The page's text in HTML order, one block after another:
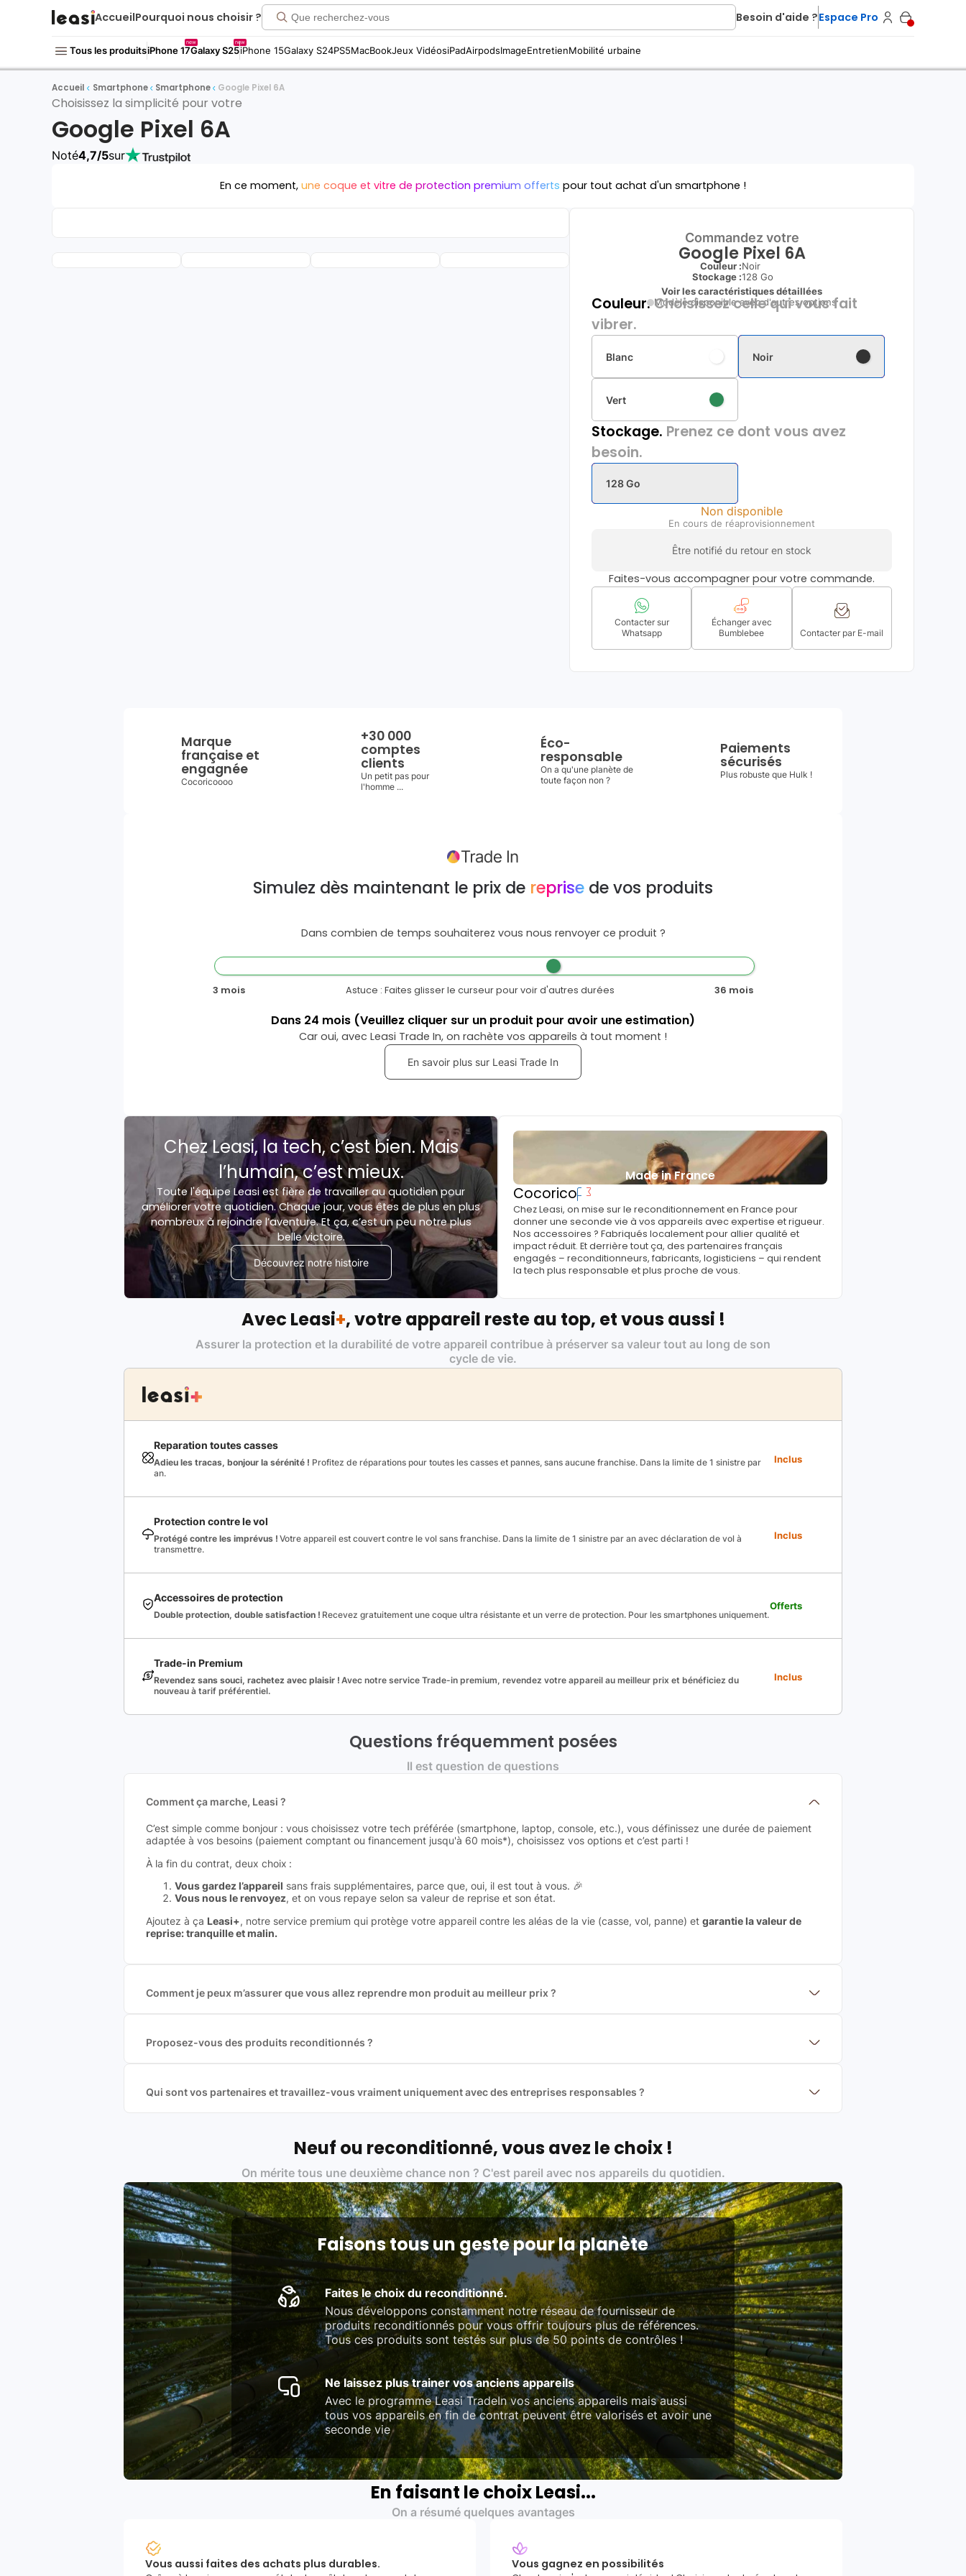
AccueilPourquoi nous choisir ? Besoin d'aide ?Espace Pro
Tous les produitsiPhone 17
new
Galaxy S25
new
iPhone 15Galaxy S24PS5MacBookJeux VidéosiPadAirpodsImageEntretienMobilité urbaine
Accueil Smartphone Smartphone Google Pixel 6A
Choisissez la simplicité pour votre
Google Pixel 6A
Noté4,7/5sur
En ce moment, une coque et vitre de protection premium offerts pour tout achat d'un smartphone !
Commandez votre
Google Pixel 6A
Couleur :Noir
Stockage :128 Go
Voir les caractéristiques détaillées
Modèle disponible avec d'autres options
Couleur.Choisissez celle qui vous fait
vibrer.
Blanc Noir
Vert
Stockage. Prenez ce dont vous avez
besoin.
128 Go
Non disponible
En cours de réaprovisionnement
Être notifié du retour en stock
Faites-vous accompagner pour votre commande.
Contacter sur
Whatsapp
Échanger avec
Bumblebee
Contacter par E-mail
Marque
française et
engagnée
Cocoricoooo
+30 000
comptes
clients
Un petit pas pour
l'homme ...
Éco-
responsable
On a qu'une planète de
toute façon non ?
Paiements
sécurisés
Plus robuste que Hulk !
Simulez dès maintenant le prix de reprise de vos produits
Dans combien de temps souhaiterez vous nous renvoyer ce produit ?
3 mois Astuce : Faites glisser le curseur pour voir d'autres durées 36 mois
Dans 24 mois (Veuillez cliquer sur un produit pour avoir une estimation)
Car oui, avec Leasi Trade In, on rachète vos appareils à tout moment !
En savoir plus sur Leasi Trade In
Chez Leasi, la tech, c’est bien. Mais
l’humain, c’est mieux.
Toute l'équipe Leasi est fière de travailler au quotidien pour
améliorer votre quotidien. Chaque jour, vous êtes de plus en plus
nombreux à rejoindre l’aventure. Et ça, c’est un peu notre plus
belle victoire.
Découvrez notre histoire
Made in France
Cocorico
Chez Leasi, on mise sur le reconditionnement en France pour
donner une seconde vie à vos appareils avec expertise et rigueur.
Nos accessoires ? Fabriqués localement pour allier qualité et
impact réduit. Et derrière tout ça, des partenaires français
engagés – reconditionneurs, fabricants, logisticiens – qui rendent
la tech plus responsable et plus proche de vous.
Avec Leasi+, votre appareil reste au top, et vous aussi !
Assurer la protection et la durabilité de votre appareil contribue à préserver sa valeur tout au long de son
cycle de vie.
Reparation toutes casses
Adieu les tracas, bonjour la sérénité ! Profitez de réparations pour toutes les casses et pannes, sans aucune franchise. Dans la limite de 1 sinistre par
an.
Inclus
Protection contre le vol
Protégé contre les imprévus ! Votre appareil est couvert contre le vol sans franchise. Dans la limite de 1 sinistre par an avec déclaration de vol à
transmettre.
Inclus
Accessoires de protection
Double protection, double satisfaction ! Recevez gratuitement une coque ultra résistante et un verre de protection. Pour les smartphones uniquement.
Offerts
Trade-in Premium
Revendez sans souci, rachetez avec plaisir ! Avec notre service Trade-in premium, revendez votre appareil au meilleur prix et bénéficiez du
nouveau à tarif préférentiel.
Inclus
Questions fréquemment posées
Il est question de questions
Comment ça marche, Leasi ?
C’est simple comme bonjour : vous choisissez votre tech préférée (smartphone, laptop, console, etc.), vous définissez une durée de paiement
adaptée à vos besoins (paiement comptant ou financement jusqu'à 60 mois*), choisissez vos options et c’est parti !
À la fin du contrat, deux choix :
Vous gardez l’appareil sans frais supplémentaires, parce que, oui, il est tout à vous. 🎉
Vous nous le renvoyez, et on vous repaye selon sa valeur de reprise et son état.
Ajoutez à ça Leasi+, notre service premium qui protège votre appareil contre les aléas de la vie (casse, vol, panne) et garantie la valeur de
reprise: tranquille et malin.
Comment je peux m’assurer que vous allez reprendre mon produit au meilleur prix ?
Proposez-vous des produits reconditionnés ?
Qui sont vos partenaires et travaillez-vous vraiment uniquement avec des entreprises responsables ?
Labels environnementaux & qualité de nos partenaires :
Produits testés et vérifiés selon des standards rigoureux (80 à 100 points de contrôle en fonction des produits)
Respect des normes RAEE, RoHS, et du référentiel QualiRepar (bonus réparation)
Neuf ou reconditionné, vous avez le choix !
On mérite tous une deuxième chance non ? C'est pareil avec nos appareils du quotidien.
Faisons tous un geste pour la planète
Faites le choix du reconditionné.
Nous développons constamment notre réseau de fournisseur de
produits reconditionnés pour vous offrir toujours plus de références.
Tous ces produits sont testés sur plus de 50 points de contrôles !
Ne laissez plus trainer vos anciens appareils
Avec le programme Leasi TradeIn vos anciens appareils mais aussi
tous vos appareils en fin de contrat peuvent être valorisés et avoir une
seconde vie
En faisant le choix Leasi...
On a résumé quelques avantages
Vous aussi faites des achats plus durables. Vous gagnez en possibilités